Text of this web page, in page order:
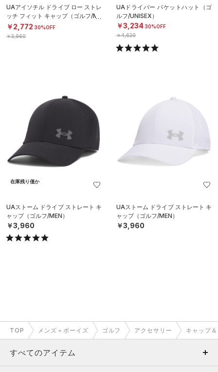
UAアイソチル ドライブ ロー ストレ
ッチ フィット キャップ（ゴルフ/ME
N）
￥2,772 30%OFF
￥3,960
UAドライバー バケットハット（ゴ
ルフ/UNISEX）
￥3,23430%OFF
￥4,620
在庫残り僅か
UAストーム ドライブ ストレート キ
ャップ（ゴルフ/MEN）
￥3,960
UAストーム ドライブ ストレート キ
ャップ（ゴルフ/MEN）
￥3,960
TOP メンズ＋ボーイズ ゴルフ アクセサリー キャップ
すべてのアイテム